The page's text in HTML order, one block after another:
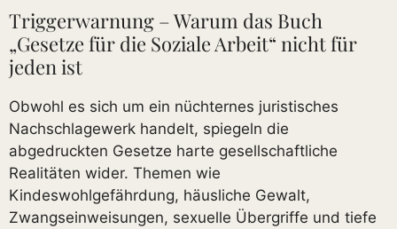
Triggerwarnung – Warum das Buch
„Gesetze für die Soziale Arbeit“ nicht für
jeden ist
Obwohl es sich um ein nüchternes juristisches
Nachschlagewerk handelt, spiegeln die
abgedruckten Gesetze harte gesellschaftliche
Realitäten wider. Themen wie
Kindeswohlgefährdung, häusliche Gewalt,
Zwangseinweisungen, sexuelle Übergriffe und tiefe